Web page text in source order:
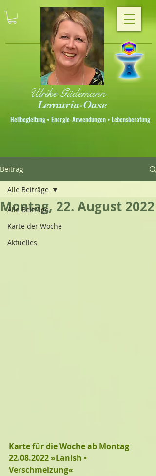
Lemuria-Oase
Ulrike Güdemann
Heilbegleitung • Energie-Anwendungen • Lebensberatung
Beitrag
Alle Beiträge
Karte der Woche
Aktuelles
Alle Beiträge
Montag, 22. August 2022
Karte für die Woche ab Montag
22.08.2022 »Lanish •
Verschmelzung«